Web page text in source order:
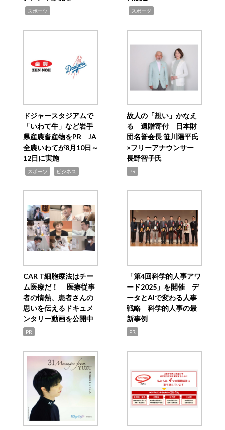
スポーツ スポーツ
ドジャースタジアムで
「いわて牛」など岩手
県産農畜産物をPR JA
全農いわてが8月10日～
12日に実施
スポーツ ビジネス
故人の「想い」かなえ
る 遺贈寄付 日本財
団名誉会長 笹川陽平氏
×フリーアナウンサー
長野智子氏
PR
CAR T細胞療法はチー
ム医療だ！ 医療従事
者の情熱、患者さんの
思いを伝えるドキュメ
ンタリー動画を公開中
PR
「第4回科学的人事アワ
ード2025」を開催 デ
ータとAIで変わる人事
戦略 科学的人事の最
新事例
PR